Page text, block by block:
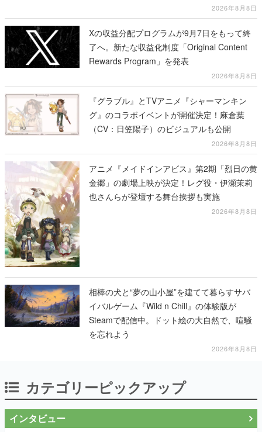
2026年8月8日
Xの収益分配プログラムが9月7日をもって終
了へ。新たな収益化制度「Original Content
Rewards Program」を発表
2026年8月8日
『グラブル』とTVアニメ『シャーマンキン
グ』のコラボイベントが開催決定！麻倉葉
（CV：日笠陽子）のビジュアルも公開
2026年8月8日
アニメ『メイドインアビス』第2期「烈日の黄
金郷」の劇場上映が決定！レグ役・伊瀬茉莉
也さんらが登壇する舞台挨拶も実施
2026年8月8日
相棒の犬と“夢の山小屋”を建てて暮らすサバ
イバルゲーム『Wild n Chill』の体験版が
Steamで配信中。ドット絵の大自然で、喧騒
を忘れよう
2026年8月8日
カテゴリーピックアップ
インタビュー